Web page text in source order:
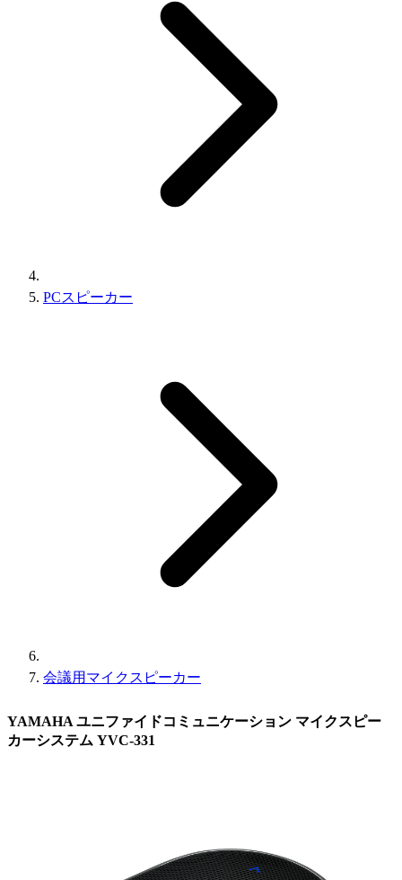
PCスピーカー
会議用マイクスピーカー
YAMAHA ユニファイドコミュニケーション マイクスピー
カーシステム YVC-331